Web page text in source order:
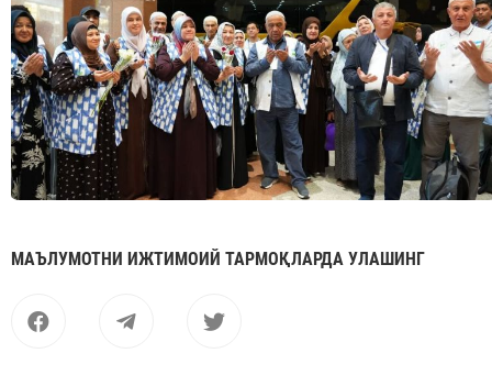
МАЪЛУМОТНИ ИЖТИМОИЙ ТАРМОҚЛАРДА УЛАШИНГ